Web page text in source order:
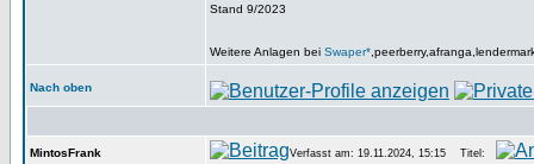
Stand 9/2023
Weitere Anlagen bei Swaper*
Nach oben
MintosFrank Verfasst am: 19.11.2024, 15:15
Titel: